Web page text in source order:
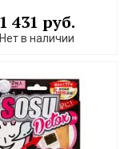
1 431 руб.
Нет в наличии